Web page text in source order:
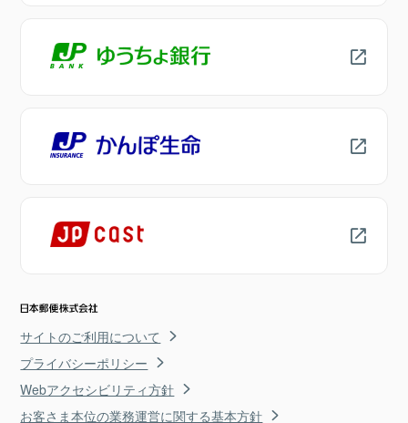
サイトのご利用について
プライバシーポリシー
Webアクセシビリティ方針
お客さま本位の業務運営に関する基本方針